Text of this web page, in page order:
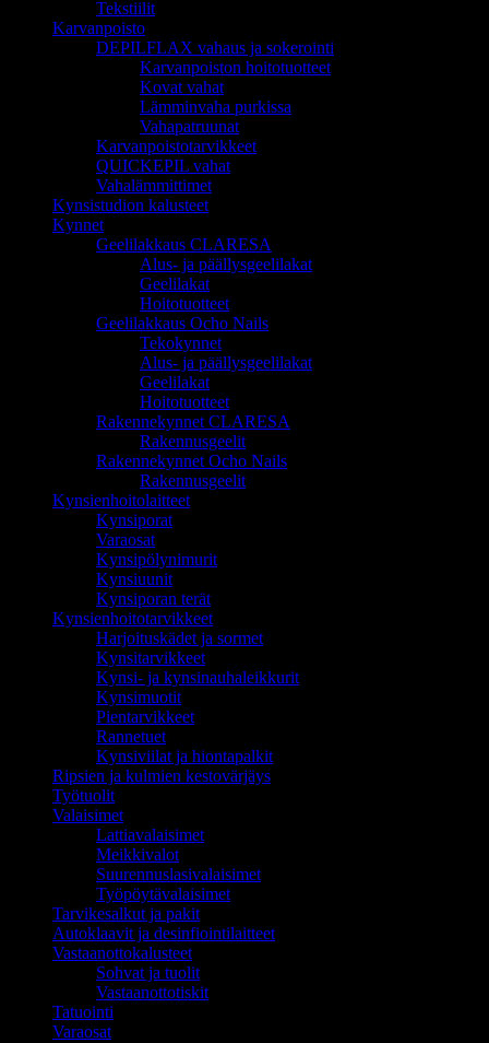
Tekstiilit
Karvanpoisto
DEPILFLAX vahaus ja sokerointi
Karvanpoiston hoitotuotteet
Kovat vahat
Lämminvaha purkissa
Vahapatruunat
Karvanpoistotarvikkeet
QUICKEPIL vahat
Vahalämmittimet
Kynsistudion kalusteet
Kynnet
Geelilakkaus CLARESA
Alus- ja päällysgeelilakat
Geelilakat
Hoitotuotteet
Geelilakkaus Ocho Nails
Tekokynnet
Alus- ja päällysgeelilakat
Geelilakat
Hoitotuotteet
Rakennekynnet CLARESA
Rakennusgeelit
Rakennekynnet Ocho Nails
Rakennusgeelit
Kynsienhoitolaitteet
Kynsiporat
Varaosat
Kynsipölynimurit
Kynsiuunit
Kynsiporan terät
Kynsienhoitotarvikkeet
Harjoituskädet ja sormet
Kynsitarvikkeet
Kynsi- ja kynsinauhaleikkurit
Kynsimuotit
Pientarvikkeet
Rannetuet
Kynsiviilat ja hiontapalkit
Ripsien ja kulmien kestovärjäys
Työtuolit
Valaisimet
Lattiavalaisimet
Meikkivalot
Suurennuslasivalaisimet
Työpöytävalaisimet
Tarvikesalkut ja pakit
Autoklaavit ja desinfiointilaitteet
Vastaanottokalusteet
Sohvat ja tuolit
Vastaanottotiskit
Tatuointi
Varaosat